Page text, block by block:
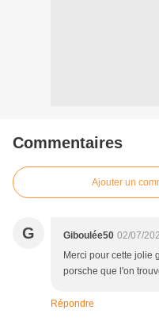
Commentaires
Ajouter un
G Giboulée50 02/07/
Merci pour cette jolie
porsche que l'on
Répondre